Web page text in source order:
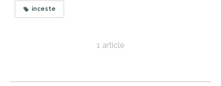
inceste
1 article